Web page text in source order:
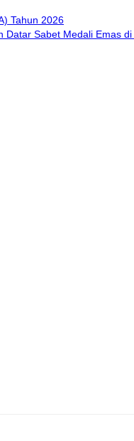
Tahun 2026
Datar Sabet Medali Emas